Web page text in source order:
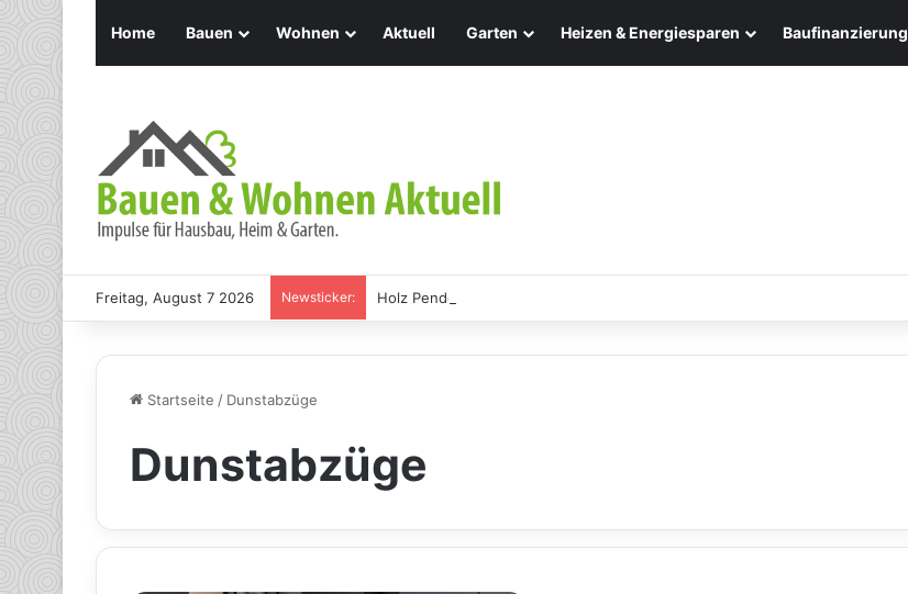
Home Bauen Wohnen Aktuell Garten Heizen & Energiesparen Baufinanzierung
Freitag, August 7 2026 Newsticker: Holz Pendelleuchten: Eleganz und Nachhaltigkeit für Ihr Zuhause
Startseite / Dunstabzüge
Dunstabzüge